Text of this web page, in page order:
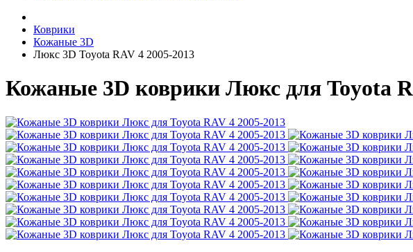
Коврики
Кожаные 3D
Люкс 3D Toyota RAV 4 2005-2013
Кожаные 3D коврики Люкс для Toyota